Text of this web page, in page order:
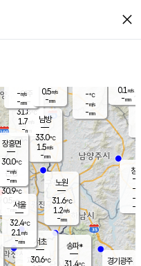
close
양주
31.8℃
1.7
-mm
과천
경기광주
-℃
-m/s
-mm
창
-
-m/
-
0.1 m/s
-mm
은평
30.9℃
0.5 m/s
- mm
노원
31.6℃
1.2m/s
-mm
송파*
31.4℃
서초
30.6℃
남방
33.0℃
1.5m/s
-mm
장흥면
30.0℃
-m/s
-mm
-m/s
-mm
서울
32.4℃
2.1 m/s
-mm
0.5m/s
-mm